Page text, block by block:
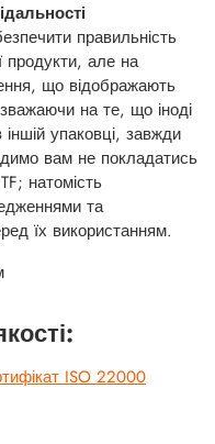
правильність
продукти, але на
що відображають
на те, що іноді
упаковці, завжди
вам не покладатись
натомість
та
їх використанням.
ISO 22000